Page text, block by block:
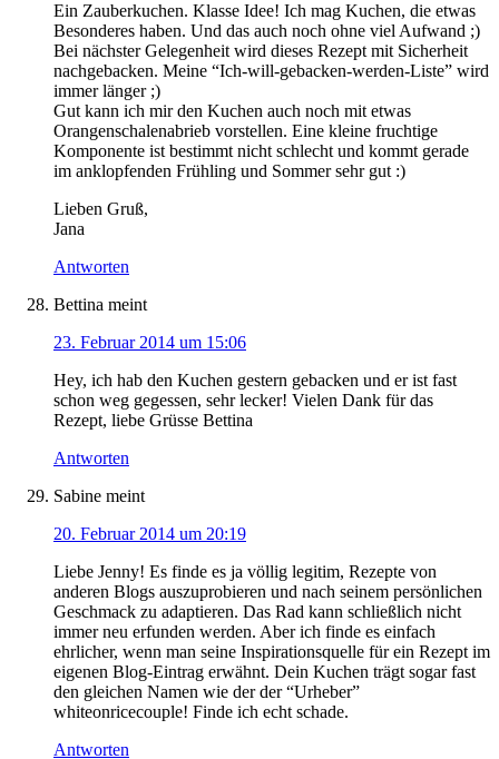
Ein Zauberkuchen. Klasse Idee! Ich mag Kuchen, die etwas
Besonderes haben. Und das auch noch ohne viel Aufwand ;)
Bei nächster Gelegenheit wird dieses Rezept mit Sicherheit
nachgebacken. Meine “Ich-will-gebacken-werden-Liste” wird
immer länger ;)
Gut kann ich mir den Kuchen auch noch mit etwas
Orangenschalenabrieb vorstellen. Eine kleine fruchtige
Komponente ist bestimmt nicht schlecht und kommt gerade
im anklopfenden Frühling und Sommer sehr gut :)
Lieben Gruß,
Jana
Antworten
Bettina meint
23. Februar 2014 um 15:06
Hey, ich hab den Kuchen gestern gebacken und er ist fast
schon weg gegessen, sehr lecker! Vielen Dank für das
Rezept, liebe Grüsse Bettina
Antworten
Sabine meint
20. Februar 2014 um 20:19
Liebe Jenny! Es finde es ja völlig legitim, Rezepte von
anderen Blogs auszuprobieren und nach seinem persönlichen
Geschmack zu adaptieren. Das Rad kann schließlich nicht
immer neu erfunden werden. Aber ich finde es einfach
ehrlicher, wenn man seine Inspirationsquelle für ein Rezept im
eigenen Blog-Eintrag erwähnt. Dein Kuchen trägt sogar fast
den gleichen Namen wie der der “Urheber”
whiteonricecouple! Finde ich echt schade.
Antworten